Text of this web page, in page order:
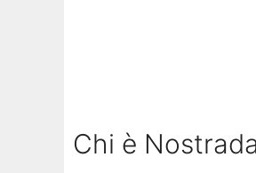
Chi è